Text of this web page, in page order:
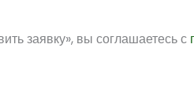
заявку», вы соглашаетесь с